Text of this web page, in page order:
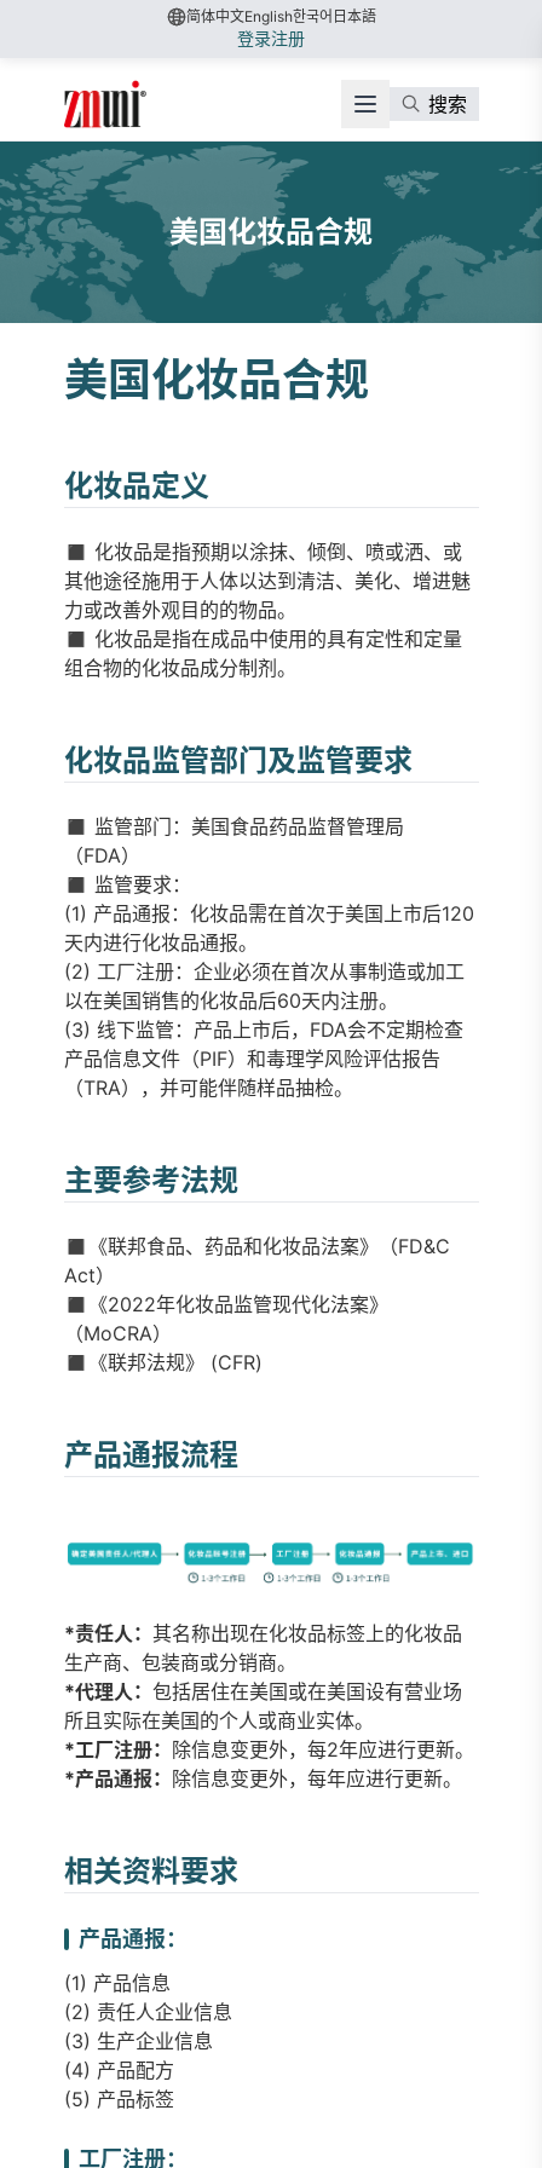
简体中文English한국어 日本語
登录注册
搜索
美国化妆品合规
美国化妆品合规
化妆品定义
◼️ 化妆品是指预期以涂抹、倾倒、喷或洒、或
其他途径施用于人体以达到清洁、美化、增进魅
力或改善外观目的的物品。
◼️ 化妆品是指在成品中使用的具有定性和定量
组合物的化妆品成分制剂。
化妆品监管部门及监管要求
◼️ 监管部门：美国食品药品监督管理局
（FDA）
◼️ 监管要求：
(1) 产品通报：化妆品需在首次于美国上市后120
天内进行化妆品通报。
(2) 工厂注册：企业必须在首次从事制造或加工
以在美国销售的化妆品后60天内注册。
(3) 线下监管：产品上市后，FDA会不定期检查
产品信息文件（PIF）和毒理学风险评估报告
（TRA），并可能伴随样品抽检。
主要参考法规
◼️《联邦食品、药品和化妆品法案》（FD&C
Act）
◼️《2022年化妆品监管现代化法案》
（MoCRA）
◼️《联邦法规》 (CFR)
产品通报流程
*责任人： 其名称出现在化妆品标签上的化妆品
生产商、包装商或分销商。
*代理人： 包括居住在美国或在美国设有营业场
所且实际在美国的个人或商业实体。
*工厂注册： 除信息变更外，每2年应进行更新。
*产品通报： 除信息变更外，每年应进行更新。
相关资料要求
产品通报：
(1) 产品信息
(2) 责任人企业信息
(3) 生产企业信息
(4) 产品配方
(5) 产品标签
工厂注册：